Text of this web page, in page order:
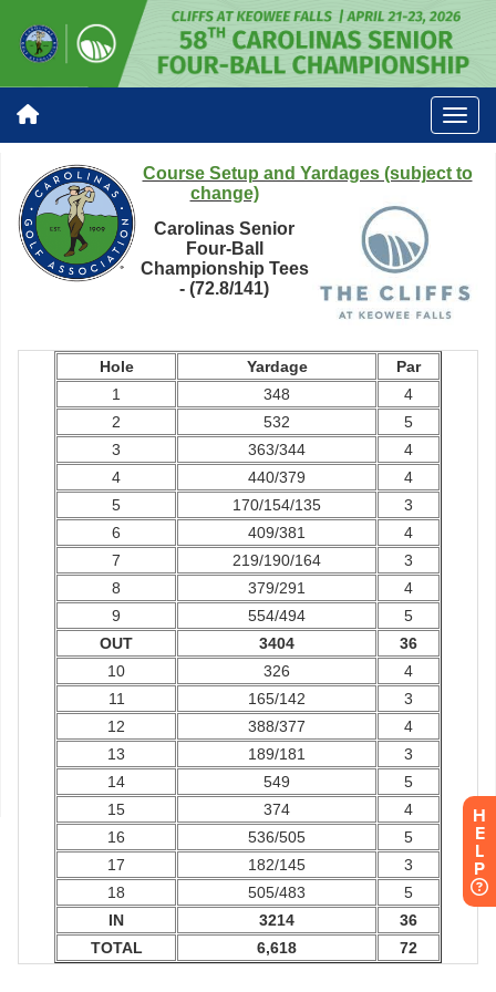
H
E
L
P